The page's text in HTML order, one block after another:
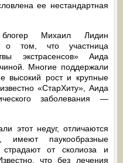
ее нестандартная
Михаил Лидин
о том, что участница
экстрасенсов» Аида
Многие поддержали
высокий рост и крупные
«СтарХиту», Аида
заболевания —
этот недуг, отличаются
имеют паукообразные
от сколиоза и
что без лечения